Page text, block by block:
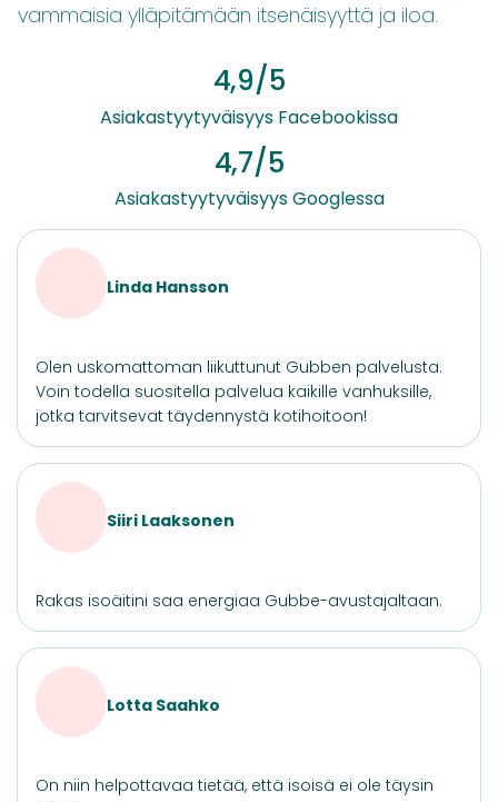
vammaisia ylläpitämään itsenäisyyttä ja iloa.
4,9/5
Asiakastyytyväisyys Facebookissa
4,7/5
Asiakastyytyväisyys Googlessa
Linda Hansson
Olen uskomattoman liikuttunut Gubben palvelusta.
Voin todella suositella palvelua kaikille vanhuksille,
jotka tarvitsevat täydennystä kotihoitoon!
Siiri Laaksonen
Rakas isoäitini saa energiaa Gubbe-avustajaltaan.
Lotta Saahko
On niin helpottavaa tietää, että isoisä ei ole täysin